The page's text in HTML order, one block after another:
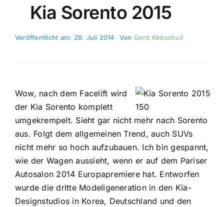
Kia Sorento 2015
Veröffentlicht am: 29. Juli 2014 Von Gerd Kebschull
Wow, nach dem Facelift wird
der Kia Sorento komplett
umgekrempelt. Sieht gar nicht mehr nach Sorento
aus. Folgt dem allgemeinen Trend, auch SUVs
nicht mehr so hoch aufzubauen. Ich bin gespannt,
wie der Wagen aussieht, wenn er auf dem Pariser
Autosalon 2014 Europapremiere hat. Entworfen
wurde die dritte Modellgeneration in den Kia-
Designstudios in Korea, Deutschland und den